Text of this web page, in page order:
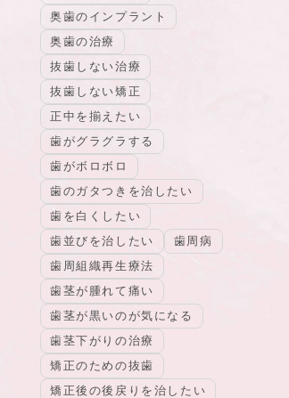
奥歯のインプラント
奥歯の治療
抜歯しない治療
抜歯しない矯正
正中を揃えたい
歯がグラグラする
歯がボロボロ
歯のガタつきを治したい
歯を白くしたい
歯並びを治したい
歯周病
歯周組織再生療法
歯茎が腫れて痛い
歯茎が黒いのが気になる
歯茎下がりの治療
矯正のための抜歯
矯正後の後戻りを治したい